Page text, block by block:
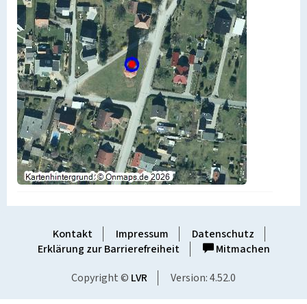
Kontakt Impressum
Datenschutz
Erklärung zur Barrierefreiheit
Mitmachen
Copyright © LVR Version: 4.52.0